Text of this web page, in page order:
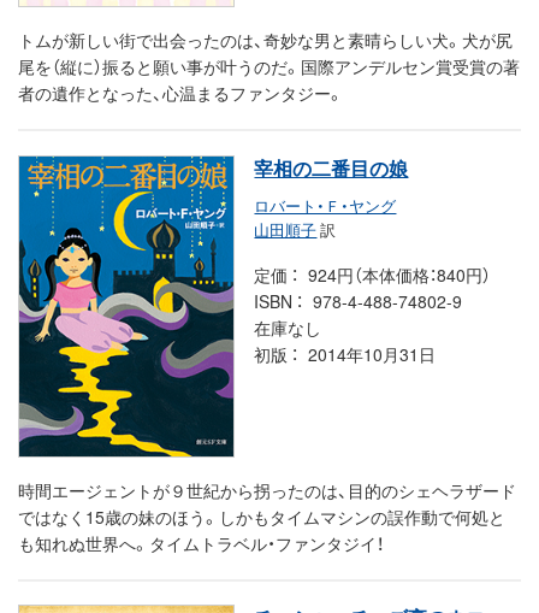
トムが新しい街で出会ったのは、奇妙な男と素晴らしい犬。犬が尻
尾を（縦に）振ると願い事が叶うのだ。国際アンデルセン賞受賞の著
者の遺作となった、心温まるファンタジー。
宰相の二番目の娘
ロバート・Ｆ・ヤング
山田順子訳
定価
924円（本体価格：840円）
ISBN
978-4-488-74802-9
在庫なし
初版
2014年10月31日
時間エージェントが９世紀から拐ったのは、目的のシェヘラザード
ではなく15歳の妹のほう。しかもタイムマシンの誤作動で何処と
も知れぬ世界へ。タイムトラベル・ファンタジイ！